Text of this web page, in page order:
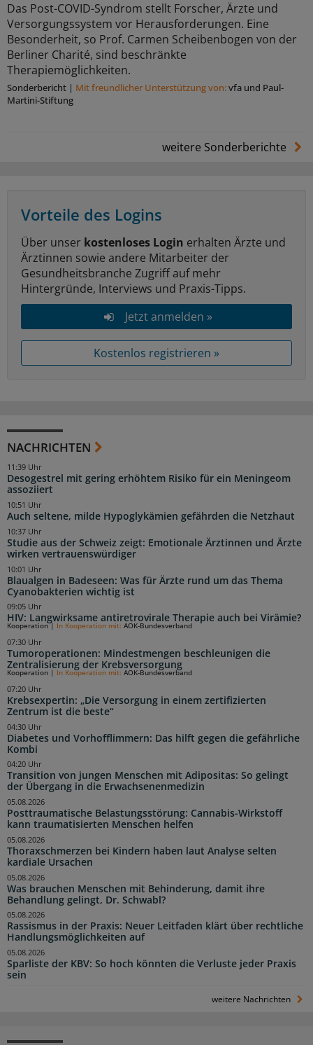
Das Post-COVID-Syndrom stellt Forscher, Ärzte und
Versorgungssystem vor Herausforderungen. Eine
Besonderheit, so Prof. Carmen Scheibenbogen von der
Berliner Charité, sind beschränkte
Therapiemöglichkeiten.
Sonderbericht | Mit freundlicher Unterstützung von:vfa und Paul-
Martini-Stiftung
weitere Sonderberichte
Vorteile des Logins
Über unser kostenloses Login erhalten Ärzte und
Ärztinnen sowie andere Mitarbeiter der
Gesundheitsbranche Zugriff auf mehr
Hintergründe, Interviews und Praxis-Tipps.
Jetzt anmelden »
Kostenlos registrieren »
NACHRICHTEN
Desogestrel mit gering erhöhtem Risiko für ein Meningeom
assoziiert
11:39 Uhr
Auch seltene, milde Hypoglykämien gefährden die Netzhaut
10:51 Uhr
Studie aus der Schweiz zeigt: Emotionale Ärztinnen und Ärzte
wirken vertrauenswürdiger
10:37 Uhr
Blaualgen in Badeseen: Was für Ärzte rund um das Thema
Cyanobakterien wichtig ist
10:01 Uhr
HIV: Langwirksame antiretrovirale Therapie auch bei Virämie?
09:05 Uhr
Tumoroperationen: Mindestmengen beschleunigen die
Zentralisierung der Krebsversorgung
Kooperation| In Kooperation mit: AOK-Bundesverband
07:30 Uhr
Krebsexpertin: „Die Versorgung in einem zertifizierten
Zentrum ist die beste“
Kooperation | In Kooperation mit: AOK-Bundesverband
07:20 Uhr
Diabetes und Vorhofflimmern: Das hilft gegen die gefährliche
Kombi
04:30 Uhr
Transition von jungen Menschen mit Adipositas: So gelingt
der Übergang in die Erwachsenenmedizin
04:20 Uhr
Posttraumatische Belastungsstörung: Cannabis-Wirkstoff
kann traumatisierten Menschen helfen
05.08.2026
Thoraxschmerzen bei Kindern haben laut Analyse selten
kardiale Ursachen
05.08.2026
Was brauchen Menschen mit Behinderung, damit ihre
Behandlung gelingt, Dr. Schwabl?
05.08.2026
Rassismus in der Praxis: Neuer Leitfaden klärt über rechtliche
Handlungsmöglichkeiten auf
05.08.2026
Sparliste der KBV: So hoch könnten die Verluste jeder Praxis
sein
05.08.2026
weitere Nachrichten